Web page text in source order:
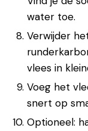
water toe.
Verwijder
vlees in
Voeg het
snert op
Optioneel: